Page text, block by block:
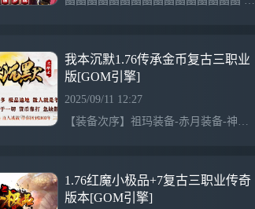
我本沉默1.76传承金币复古三职业
版[GOM引擎]
2025/09/11 12:27
【装备次序】祖玛装备-赤月装备-神域装备-铜域装备-武神装备-阴龙爪装备-静寂装备-诅咒装备-蝴蝶装备-冰封装备-天下神套-火龙圣套。【系统提示】每个城市的安全区,都有一个“旅行者”,可以通过“旅行者”的“带你前往”功能,快速的前往你想去的地方。【账号安全】请保护好自己的帐号信息,加强防骗意识,勿贪小便宜,被盗,被骗,被爆,私下交易丢失一率不予找回！【千年树妖】盟重省(405,328),白日门(351,317),新月岛(168,406),废弃古都(123,404),毒蛇山谷(411,162),爆特殊戒指,以
1.76红魔小极品+7复古三职业传奇
版本[GOM引擎]